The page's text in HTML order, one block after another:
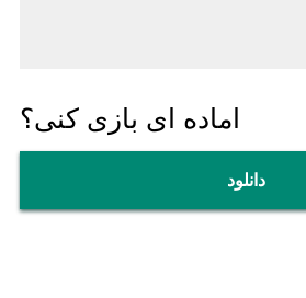
اماده ای بازی کنی؟
دانلود